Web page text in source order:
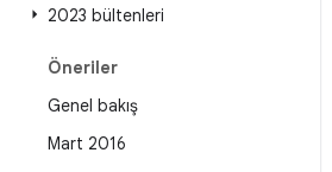
2023 bültenleri
Öneriler
Genel bakış
Mart 2016